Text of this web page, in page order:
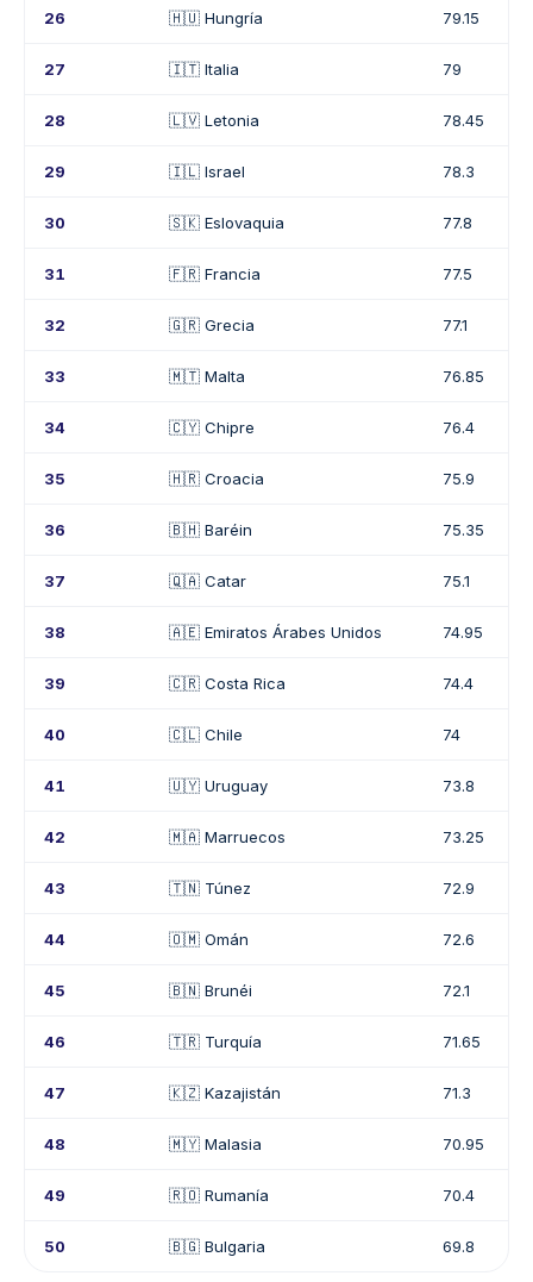
26 🇭🇺 Hungría 79.15
27 🇮🇹 Italia 79
28 🇱🇻 Letonia 78.45
29 🇮🇱 Israel 78.3
30 🇸🇰 Eslovaquia 77.8
31 🇫🇷 Francia 77.5
32 🇬🇷 Grecia 77.1
33 🇲🇹 Malta 76.85
34 🇨🇾 Chipre 76.4
35 🇭🇷 Croacia 75.9
36 🇧🇭 Baréin 75.35
37 🇶🇦 Catar 75.1
38 🇦🇪 Emiratos Árabes Unidos 74.95
39 🇨🇷 Costa Rica 74.4
40 🇨🇱 Chile 74
41 🇺🇾 Uruguay 73.8
42 🇲🇦 Marruecos 73.25
43 🇹🇳 Túnez 72.9
44 🇴🇲 Omán 72.6
45 🇧🇳 Brunéi 72.1
46 🇹🇷 Turquía 71.65
47 🇰🇿 Kazajistán 71.3
48 🇲🇾 Malasia 70.95
49 🇷🇴 Rumanía 70.4
50 🇧🇬 Bulgaria 69.8